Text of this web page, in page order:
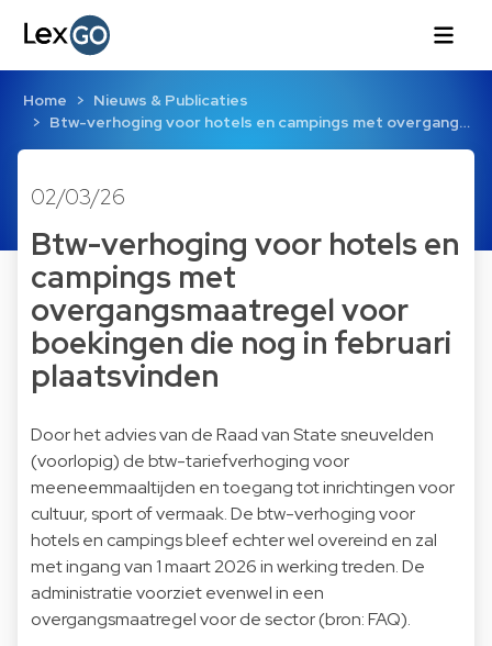
Home
Nieuws & Publicaties
Btw-verhoging voor hotels en campings met overgang…
02/03/26
Btw-verhoging voor hotels en
campings met
overgangsmaatregel voor
boekingen die nog in februari
plaatsvinden
Door het advies van de Raad van State sneuvelden
(voorlopig) de btw-tariefverhoging voor
meeneemmaaltijden en toegang tot inrichtingen voor
cultuur, sport of vermaak. De btw-verhoging voor
hotels en campings bleef echter wel overeind en zal
met ingang van 1 maart 2026 in werking treden. De
administratie voorziet evenwel in een
overgangsmaatregel voor de sector (bron:FAQ).